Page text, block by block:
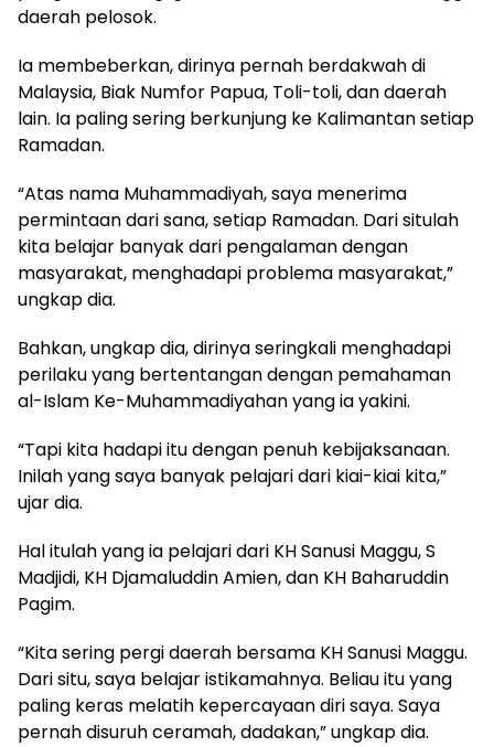
daerah pelosok.
Ia membeberkan, dirinya pernah berdakwah di
Malaysia, Biak Numfor Papua, Toli-toli, dan daerah
lain. Ia paling sering berkunjung ke Kalimantan setiap
Ramadan.
“Atas nama Muhammadiyah, saya menerima
permintaan dari sana, setiap Ramadan. Dari situlah
kita belajar banyak dari pengalaman dengan
masyarakat, menghadapi problema masyarakat,”
ungkap dia.
Bahkan, ungkap dia, dirinya seringkali menghadapi
perilaku yang bertentangan dengan pemahaman
al-Islam Ke-Muhammadiyahan yang ia yakini.
“Tapi kita hadapi itu dengan penuh kebijaksanaan.
Inilah yang saya banyak pelajari dari kiai-kiai kita,”
ujar dia.
Hal itulah yang ia pelajari dari KH Sanusi Maggu, S
Madjidi, KH Djamaluddin Amien, dan KH Baharuddin
Pagim.
“Kita sering pergi daerah bersama KH Sanusi Maggu.
Dari situ, saya belajar istikamahnya. Beliau itu yang
paling keras melatih kepercayaan diri saya. Saya
pernah disuruh ceramah, dadakan,” ungkap dia.